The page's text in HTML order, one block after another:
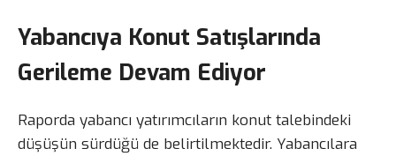
Yabancıya Konut Satışlarında
Gerileme Devam Ediyor
Raporda yabancı yatırımcıların konut talebindeki
düşüşün sürdüğü de belirtilmektedir. Yabancılara